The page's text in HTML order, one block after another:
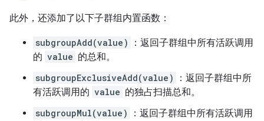
此外，还添加了以下子群组内置函数：
subgroupAdd(value)
：返回子群组中所有活跃调用
的 value 的总和。
subgroupExclusiveAdd(value)
：返回子群组中所
有活跃调用的 value 的独占扫描总和。
subgroupMul(value)
：返回子群组中所有活跃调用